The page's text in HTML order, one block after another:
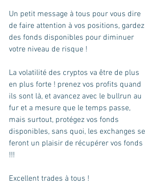
Un petit message à tous pour vous dire
de faire attention à vos positions, gardez
des fonds disponibles pour diminuer
votre niveau de risque !
La volatilité des cryptos va être de plus
en plus forte ! prenez vos profits quand
ils sont là, et avancez avec le bullrun au
fur et a mesure que le temps passe,
mais surtout, protégez vos fonds
disponibles, sans quoi, les exchanges se
feront un plaisir de récupérer vos fonds
!!!
Excellent trades à tous !